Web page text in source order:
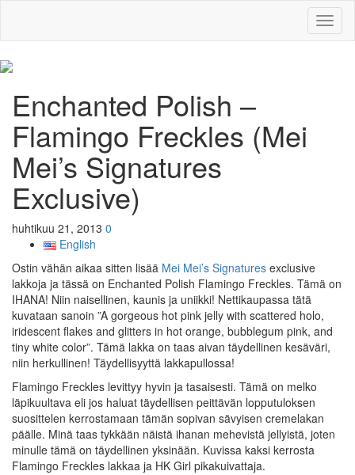
Enchanted Polish –
Flamingo Freckles (Mei
Mei’s Signatures
Exclusive)
huhtikuu 21, 2013 0
English
Ostin vähän aikaa sitten lisää Mei Mei’s Signatures exclusive
lakkoja ja tässä on Enchanted Polish Flamingo Freckles. Tämä on
IHANA! Niin naisellinen, kaunis ja uniikki! Nettikaupassa tätä
kuvataan sanoin ”A gorgeous hot pink jelly with scattered holo,
iridescent flakes and glitters in hot orange, bubblegum pink, and
tiny white color”. Tämä lakka on taas aivan täydellinen kesäväri,
niin herkullinen! Täydellisyyttä lakkapullossa!
Flamingo Freckles levittyy hyvin ja tasaisesti. Tämä on melko
läpikuultava eli jos haluat täydellisen peittävän lopputuloksen
suosittelen kerrostamaan tämän sopivan sävyisen cremelakan
päälle. Minä taas tykkään näistä ihanan mehevistä jellyistä, joten
minulle tämä on täydellinen yksinään. Kuvissa kaksi kerrosta
Flamingo Freckles lakkaa ja HK Girl pikakuivattaja.